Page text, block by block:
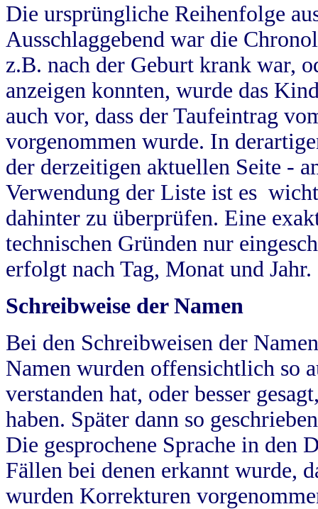
Die ursprüngliche Reihenfolge
Ausschlaggebend war die
z.B. nach der Geburt krank war,
anzeigen konnten, wurde das
auch vor, dass der Taufeintrag
vorgenommen wurde. In
der derzeitigen aktuellen Seite -
Verwendung der Liste ist es
dahinter zu überprüfen. Eine
technischen Gründen nur
erfolgt nach Tag, Monat und Jahr.
Schreibweise der Namen
Bei den Schreibweisen der
Namen wurden offensichtlich so
verstanden hat, oder besser
haben. Später dann so
Die gesprochene Sprache in
Fällen bei denen erkannt wurde,
wurden Korrekturen